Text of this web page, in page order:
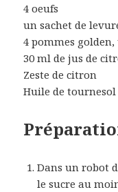
4 oeufs
un sachet de
4 pommes
30 ml de jus de
Zeste de citron
Huile de tournesol
Dans un robot
le sucre au